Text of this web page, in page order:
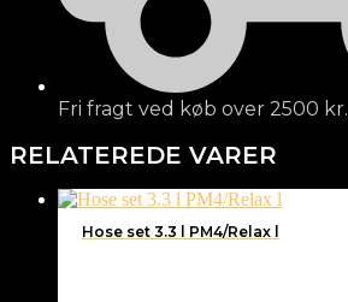
Fri fragt ved køb over 2500 kr.
RELATEREDE VARER
Hose set 3.3 l PM4/Relax l